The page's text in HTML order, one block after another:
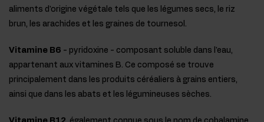
aliments d'origine végétale tels que les légumes secs, le riz
brun, les arachides et les graines de tournesol.
Vitamine B6 - pyridoxine - composant soluble dans l'eau,
appartenant aux vitamines B. Ce composé se trouve
principalement dans les produits céréaliers à grains entiers,
ainsi que dans les abats et les légumineuses sèches.